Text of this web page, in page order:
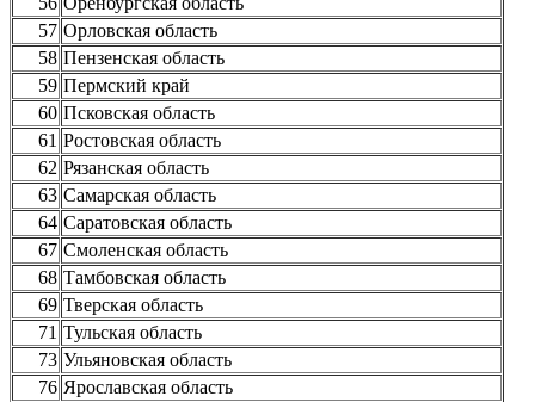
57 Орловская область
58 Пензенская область
59 Пермский край
60 Псковская область
61 Ростовская область
62 Рязанская область
63 Самарская область
64 Саратовская область
67 Смоленская область
68 Тамбовская область
69 Тверская область
71 Тульская область
73 Ульяновская область
76 Ярославская область